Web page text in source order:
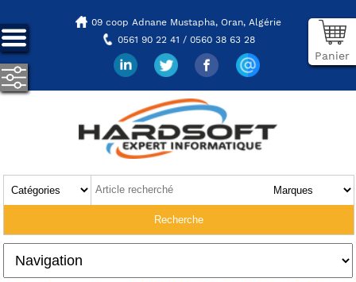
09 coop Adnane Mustapha, Oran, Algérie
0561 90 22 41 / 0560 38 63 28
Panier